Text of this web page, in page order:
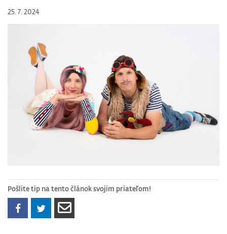
25. 7. 2024
Pošlite tip na tento článok svojim priateľom!